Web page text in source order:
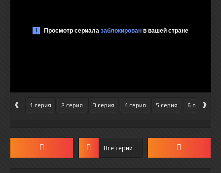
‹ 1 серия 2 серия 3 серия 4 серия 5 серия 6 серия
›
Все серии